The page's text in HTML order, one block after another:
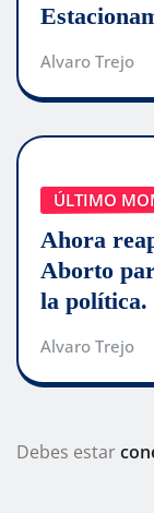
Alvaro Trejo
ÚLTIMO
Ahora
Aborto
la política.
Alvaro Trejo
Debes estar